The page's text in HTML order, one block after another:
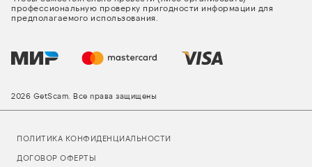
профессиональную проверку пригодности информации для
предполагаемого использования.
2026 GetScam. Все права защищены
ПОЛИТИКА КОНФИДЕНЦИАЛЬНОСТИ
ДОГОВОР ОФЕРТЫ